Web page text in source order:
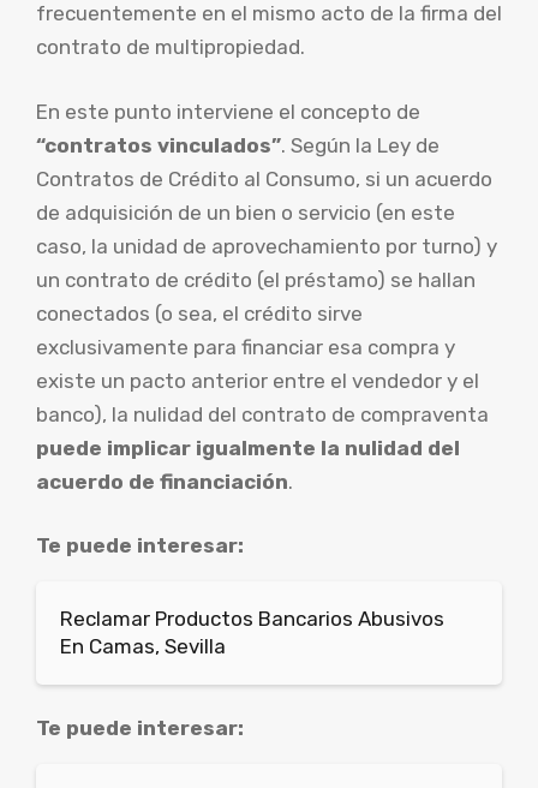
frecuentemente en el mismo acto de la firma del
contrato de multipropiedad.
En este punto interviene el concepto de
“contratos vinculados”. Según la Ley de
Contratos de Crédito al Consumo, si un acuerdo
de adquisición de un bien o servicio (en este
caso, la unidad de aprovechamiento por turno) y
un contrato de crédito (el préstamo) se hallan
conectados (o sea, el crédito sirve
exclusivamente para financiar esa compra y
existe un pacto anterior entre el vendedor y el
banco), la nulidad del contrato de compraventa
puede implicar igualmente la nulidad del
acuerdo de financiación.
Te puede interesar:
Reclamar Productos Bancarios Abusivos
En Camas, Sevilla
Te puede interesar: